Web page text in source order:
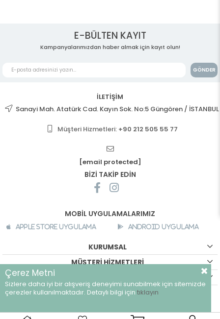
E-BÜLTEN KAYIT
Kampanyalarımızdan haber almak için kayıt olun!
GÖNDER
İLETİŞİM
Sanayi Mah. Atatürk Cad. Kayın Sok. No:5 Güngören / İSTANBUL
Müşteri Hizmetleri: +90 212 505 55 77
[email protected]
BİZİ TAKİP EDİN
MOBİL UYGULAMALARIMIZ
Apple Store Uygulama Android Uygulama
KURUMSAL
MÜŞTERİ HİZMETLERİ
©breeze.com.tr - Tüm hakları saklıdır.
Çerez Metni
Sizlere daha iyi bir alışveriş deneyimi sunabilmek için sitemizde
çerezler kullanılmaktadır. Detaylı bilgi için tıklayın